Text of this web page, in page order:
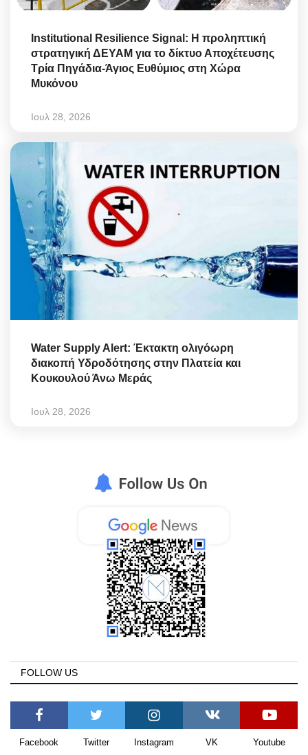
Institutional Resilience Signal: Η προληπτική
στρατηγική ΔΕΥΑΜ για το δίκτυο Αποχέτευσης
Τρία Πηγάδια-Άγιος Ευθύμιος στη Χώρα
Μυκόνου
Ιουλ 28, 2026
Water Supply Alert: Έκτακτη ολιγόωρη
διακοπή Υδροδότησης στην Πλατεία και
Κουκουλού Άνω Μεράς
Ιουλ 28, 2026
FOLLOW US
Facebook Twitter Instagram VK Youtube